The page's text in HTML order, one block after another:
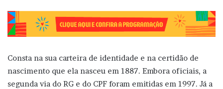
Consta na sua carteira de identidade e na certidão de
nascimento que ela nasceu em 1887. Embora oficiais, a
segunda via do RG e do CPF foram emitidas em 1997. Já a